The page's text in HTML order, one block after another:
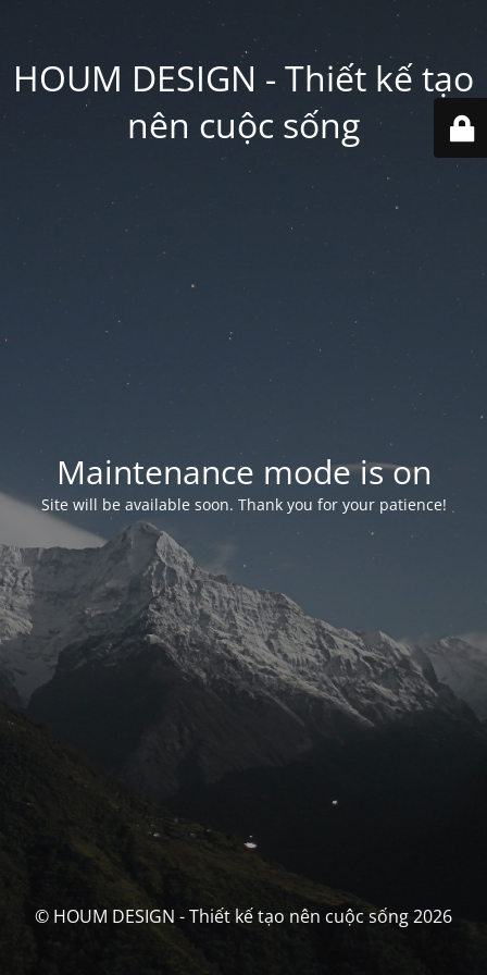
HOUM DESIGN - Thiết kế tạo
nên cuộc sống
Maintenance mode is on
Site will be available soon. Thank you for your patience!
© HOUM DESIGN - Thiết kế tạo nên cuộc sống 2026